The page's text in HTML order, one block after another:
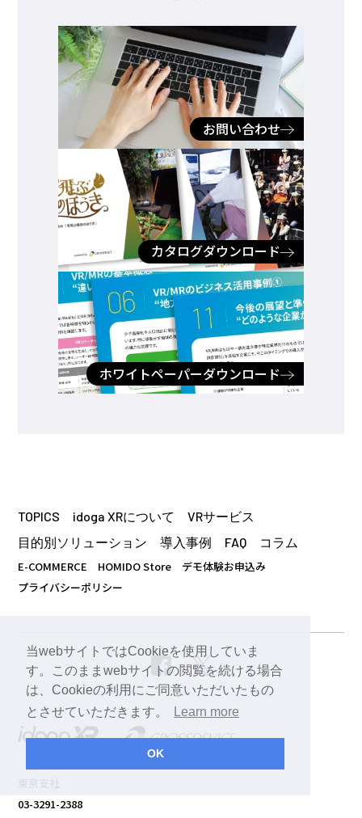
当webサイトではCookieを使用していま
す。このままwebサイトの閲覧を続ける場合
は、Cookieの利用にご同意いただいたもの
とさせていただきます。
Learn more
OK
お問い合わせ
カタログダウンロード
ホワイトペーパーダウンロード
TOPICS idoga XRについて
VRサービス
目的別ソリューション
導入事例 FAQ
コラム
E-COMMERCE
HOMIDO Store
デモ体験お申込み
プライバシーポリシー
03-3291-2388